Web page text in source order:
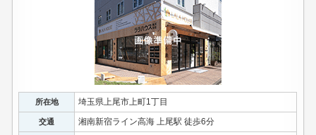
所在地 埼玉県上尾市上町1丁目
交通 湘南新宿ライン高海 上尾駅 徒歩6分